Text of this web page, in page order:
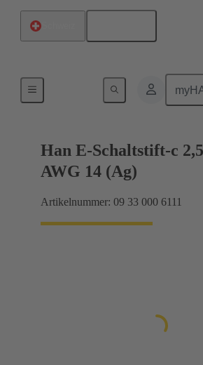
Han E-Schaltstift-c
AWG 14 (Ag)
Artikelnummer: 09 33 000 6111